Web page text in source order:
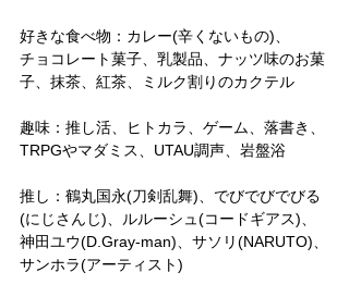
好きな食べ物：カレー(辛くないもの)、
チョコレート菓子、乳製品、ナッツ味のお菓
子、抹茶、紅茶、ミルク割りのカクテル
趣味：推し活、ヒトカラ、ゲーム、落書き、
TRPGやマダミス、UTAU調声、岩盤浴
推し：鶴丸国永(刀剣乱舞)、でびでびでびる
(にじさんじ)、ルルーシュ(コードギアス)、
神田ユウ(D.Gray-man)、サソリ(NARUTO)、
サンホラ(アーティスト)